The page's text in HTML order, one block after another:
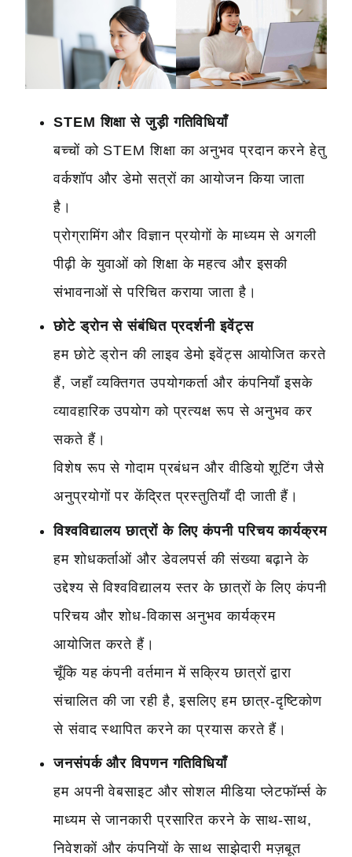
STEM शिक्षा से जुड़ी गतिविधियाँ
बच्चों को STEM शिक्षा का अनुभव प्रदान करने हेतु
वर्कशॉप और डेमो सत्रों का आयोजन किया जाता
है।
प्रोग्रामिंग और विज्ञान प्रयोगों के माध्यम से अगली
पीढ़ी के युवाओं को शिक्षा के महत्व और इसकी
संभावनाओं से परिचित कराया जाता है।
छोटे ड्रोन से संबंधित प्रदर्शनी इवेंट्स
हम छोटे ड्रोन की लाइव डेमो इवेंट्स आयोजित करते
हैं, जहाँ व्यक्तिगत उपयोगकर्ता और कंपनियाँ इसके
व्यावहारिक उपयोग को प्रत्यक्ष रूप से अनुभव कर
सकते हैं।
विशेष रूप से गोदाम प्रबंधन और वीडियो शूटिंग जैसे
अनुप्रयोगों पर केंद्रित प्रस्तुतियाँ दी जाती हैं।
विश्वविद्यालय छात्रों के लिए कंपनी परिचय कार्यक्रम
हम शोधकर्ताओं और डेवलपर्स की संख्या बढ़ाने के
उद्देश्य से विश्वविद्यालय स्तर के छात्रों के लिए कंपनी
परिचय और शोध-विकास अनुभव कार्यक्रम
आयोजित करते हैं।
चूँकि यह कंपनी वर्तमान में सक्रिय छात्रों द्वारा
संचालित की जा रही है, इसलिए हम छात्र-दृष्टिकोण
से संवाद स्थापित करने का प्रयास करते हैं।
जनसंपर्क और विपणन गतिविधियाँ
हम अपनी वेबसाइट और सोशल मीडिया प्लेटफॉर्म्स के
माध्यम से जानकारी प्रसारित करने के साथ-साथ,
निवेशकों और कंपनियों के साथ साझेदारी मज़बूत